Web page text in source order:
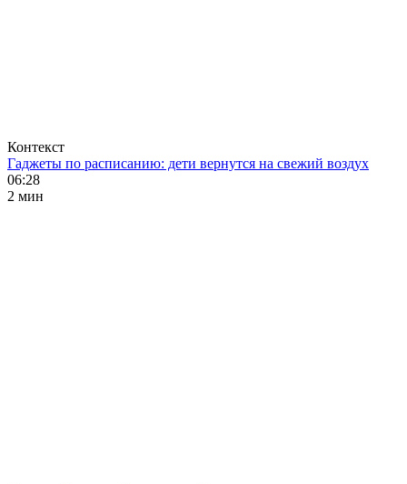
Контекст
Гаджеты по расписанию: дети вернутся на свежий воздух
06:28
2 мин